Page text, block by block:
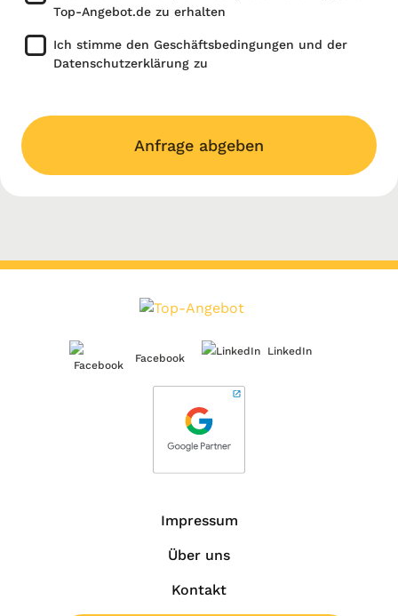
Top-Angebot.de zu erhalten
Ich stimme den Geschäftsbedingungen und der
Datenschutzerklärung zu
Anfrage abgeben
Facebook
LinkedIn
Impressum
Über uns
Kontakt